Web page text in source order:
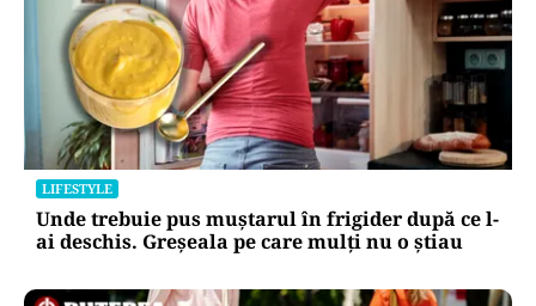
LIFESTYLE
Unde trebuie pus muștarul în frigider după ce l-
ai deschis. Greșeala pe care mulți nu o știau